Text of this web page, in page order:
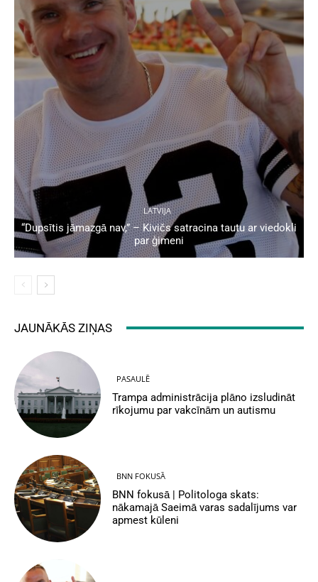
LATVIJA
“Dupsītis jāmazgā nav,” – Kivičs satracina tautu ar viedokli
par ģimeni
JAUNĀKĀS ZIŅAS
PASAULĒ
Trampa administrācija plāno izsludināt
rīkojumu par vakcīnām un autismu
BNN FOKUSĀ
BNN fokusā | Politologa skats:
nākamajā Saeimā varas sadalījums var
apmest kūleni